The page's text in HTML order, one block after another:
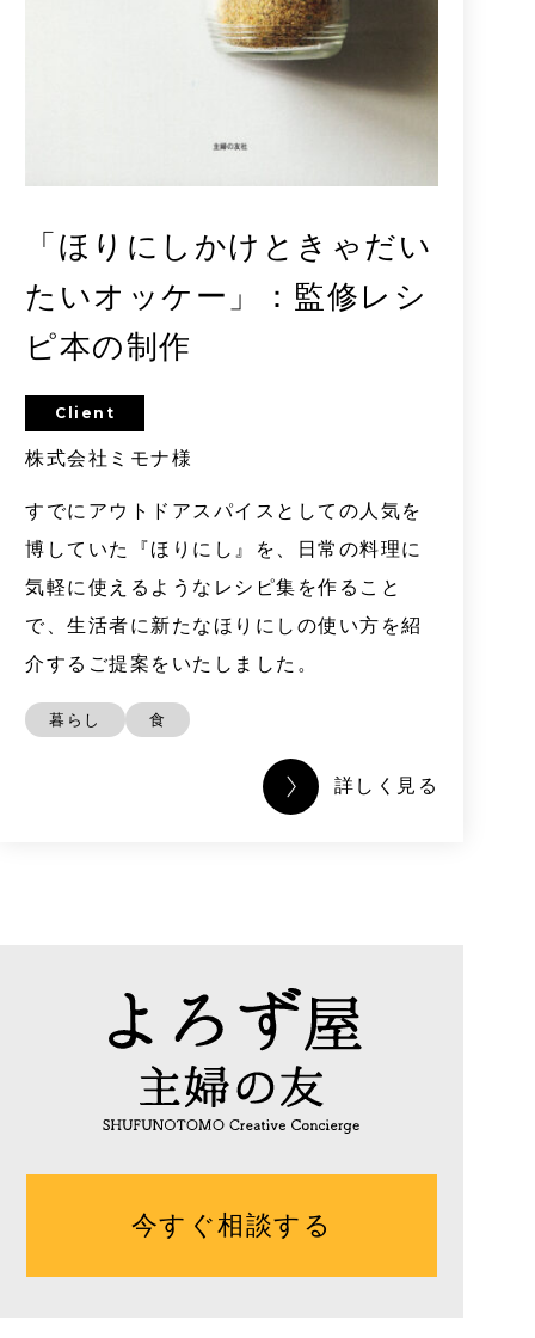
「ほりにしかけときゃだい
たいオッケー」：監修レシ
ピ本の制作
Client
株式会社ミモナ様
すでにアウトドアスパイスとしての人気を
博していた『ほりにし』を、日常の料理に
気軽に使えるようなレシピ集を作ること
で、生活者に新たなほりにしの使い方を紹
介するご提案をいたしました。
暮らし 食
詳しく見る
今すぐ相談する